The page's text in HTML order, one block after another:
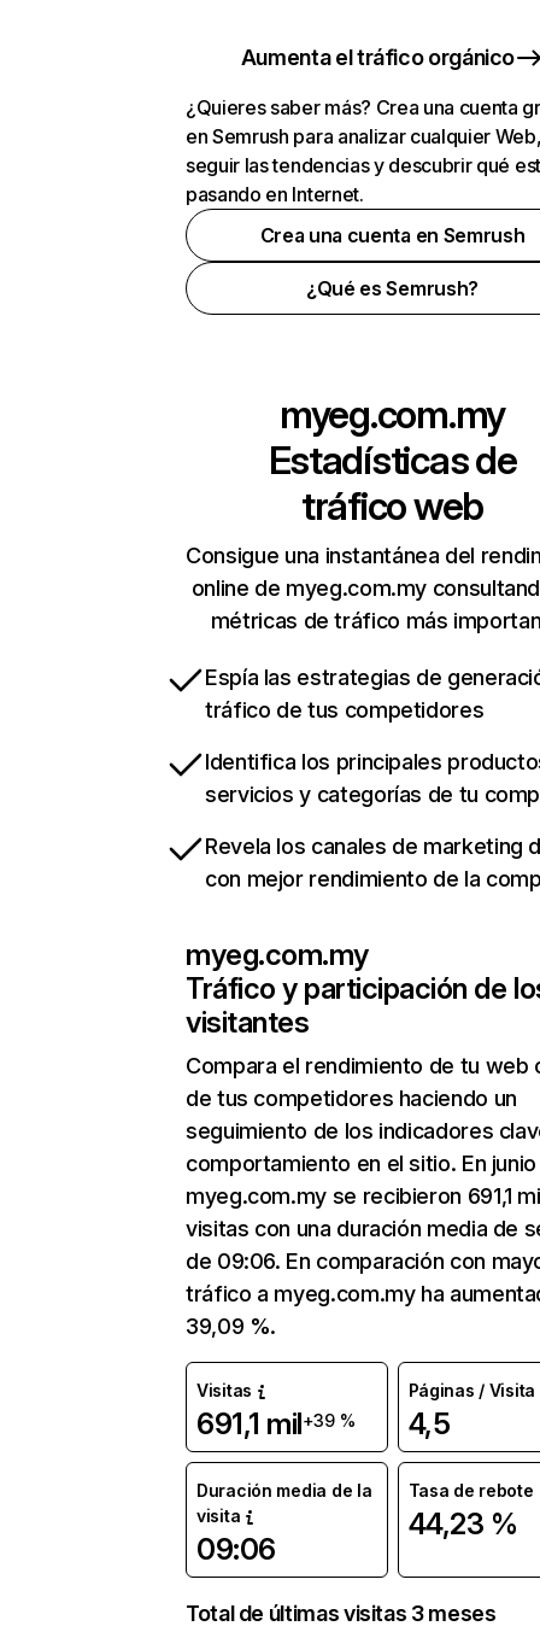
Aumenta el tráfico orgánico
¿Quieres saber más? Crea una cuenta
en Semrush para analizar cualquier
seguir las tendencias y descubrir qué
pasando en Internet.
Crea una cuenta en Semrush
¿Qué es Semrush?
myeg.com.my
Estadísticas de
tráfico web
Consigue una instantánea del
online de myeg.com.my
métricas de tráfico más
Espía las estrategias de
tráfico de tus competidores
Identifica los principales
servicios y categorías de tu
Revela los canales de marketing
con mejor rendimiento de la
myeg.com.my
Tráfico y participación de
visitantes
Compara el rendimiento de tu web
de tus competidores haciendo un
seguimiento de los indicadores
comportamiento en el sitio. En junio
myeg.com.my se recibieron 691,1
visitas con una duración media de
de 09:06. En comparación con
tráfico a myeg.com.my ha
39,09 %.
Visitas
691,1 mil+39 %
Páginas / Visita
4,5
Duración media de la
visita
09:06
Tasa de rebote
44,23 %
Total de últimas visitas 3 meses